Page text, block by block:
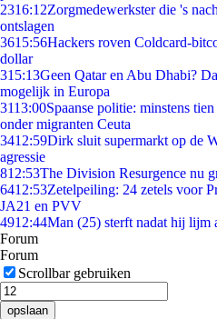
2316:12Zorgmedewerkster die 's
ontslagen
3615:56Hackers roven Coldcard-
dollar
315:13Geen Qatar en Abu Dhabi?
mogelijk in Europa
3113:00Spaanse politie: minstens
onder migranten Ceuta
3412:59Dirk sluit supermarkt op de
agressie
812:53The Division Resurgence nu
6412:53Zetelpeiling: 24 zetels voor
JA21 en PVV
4912:44Man (25) sterft nadat hij lijm
Forum
Forum
Scrollbar gebruiken
opslaan